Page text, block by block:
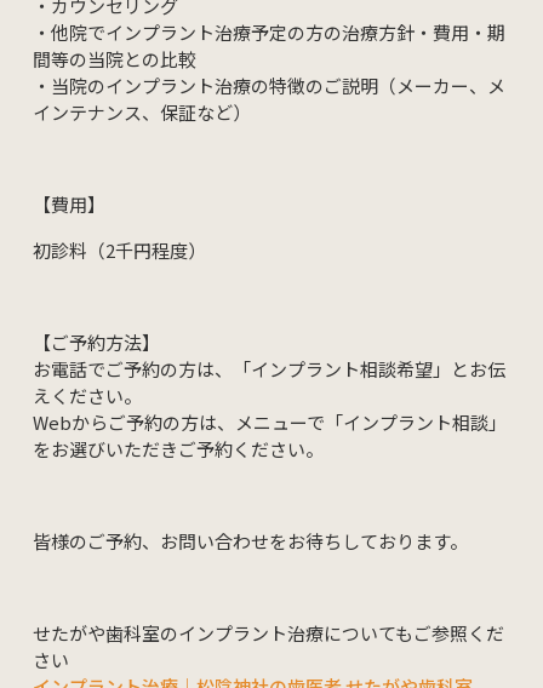
・カウンセリング
・他院でインプラント治療予定の方の治療方針・費用・期
間等の当院との比較
・当院のインプラント治療の特徴のご説明（メーカー、メ
インテナンス、保証など）
【費用】
初診料（2千円程度）
【ご予約方法】
お電話でご予約の方は、「インプラント相談希望」とお伝
えください。
Webからご予約の方は、メニューで「インプラント相談」
をお選びいただきご予約ください。
皆様のご予約、お問い合わせをお待ちしております。
せたがや歯科室のインプラント治療についてもご参照くだ
さい